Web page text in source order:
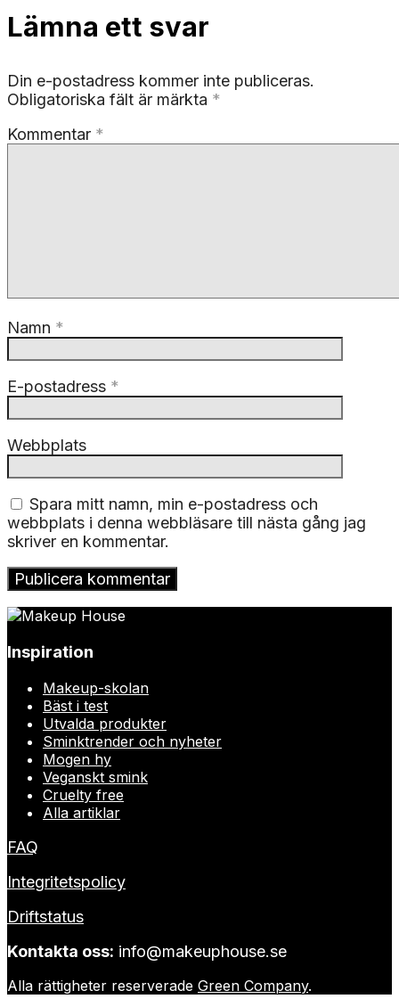
Lämna ett svar
Din e-postadress kommer inte publiceras.
Obligatoriska fält är märkta *
Kommentar *
Namn *
E-postadress *
Webbplats
Spara mitt namn, min e-postadress och
webbplats i denna webbläsare till nästa gång jag
skriver en kommentar.
Inspiration
Makeup-skolan
Bäst i test
Utvalda produkter
Sminktrender och nyheter
Mogen hy
Veganskt smink
Cruelty free
Alla artiklar
FAQ
Integritetspolicy
Driftstatus
Kontakta oss: info@makeuphouse.se
Alla rättigheter reserverade Green Company.